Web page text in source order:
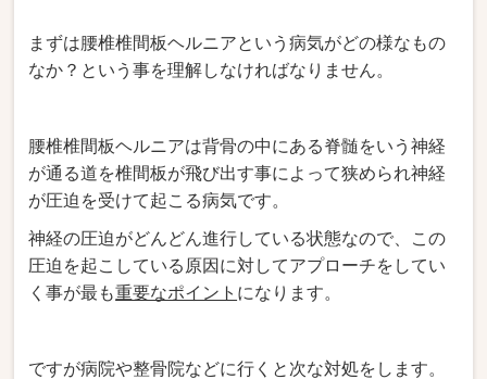
まずは腰椎椎間板ヘルニアという病気がどの様なもの
なか？という事を理解しなければなりません。
腰椎椎間板ヘルニアは背骨の中にある脊髄をいう神経
が通る道を椎間板が飛び出す事によって狭められ神経
が圧迫を受けて起こる病気です。
神経の圧迫がどんどん進行している状態なので、この
圧迫を起こしている原因に対してアプローチをしてい
く事が最も重要なポイント になります。
ですが病院や整骨院などに行くと次な対処をします。